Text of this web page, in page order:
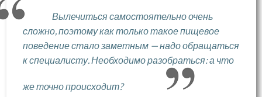
Вылечиться самостоятельно очень
сложно, поэтому как только такое пищевое
поведение стало заметным — надо обращаться
к специалисту. Необходимо разобраться: а что
же точно происходит?